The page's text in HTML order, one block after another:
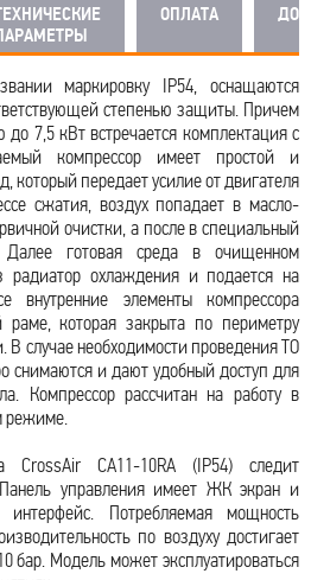
ОПЛАТА
маркировку IP54, оснащаются
степенью защиты. Причем
7,5 кВт встречается комплектация с
компрессор имеет простой и
передает усилие от двигателя
сжатия, воздух попадает в масло-
очистки, а после в специальный
Далее готовая среда в очищенном
радиатор охлаждения и подается на
внутренние элементы компрессора
раме, которая закрыта по периметру
случае необходимости проведения ТО
снимаются и дают удобный доступ для
Компрессор рассчитан на работу в
режиме.
CrossAir CA11-10RA (IP54) следит
Панель управления имеет ЖК экран и
интерфейс. Потребляемая мощность
по воздуху достигает
бар. Модель может эксплуатироваться